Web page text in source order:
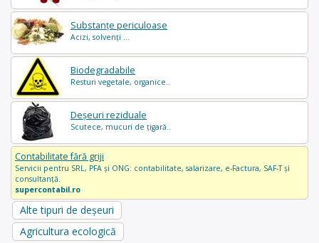
Substanțe periculoase
Acizi, solvenți ...
Biodegradabile
Resturi vegetale, organice..
Deșeuri reziduale
Scutece, mucuri de țigară..
Contabilitate fără griji
Servicii pentru SRL, PFA și ONG: contabilitate, salarizare, e-Factura, SAF-T și
consultanță.
supercontabil.ro
Alte tipuri de deșeuri
Agricultura ecologică